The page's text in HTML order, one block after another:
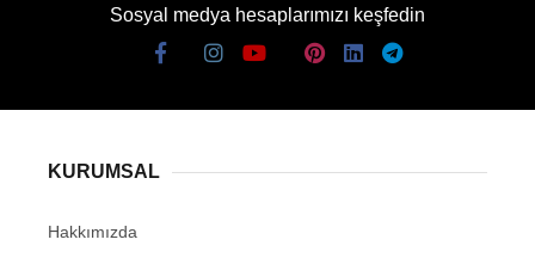
Sosyal medya hesaplarımızı keşfedin
KURUMSAL
Hakkımızda